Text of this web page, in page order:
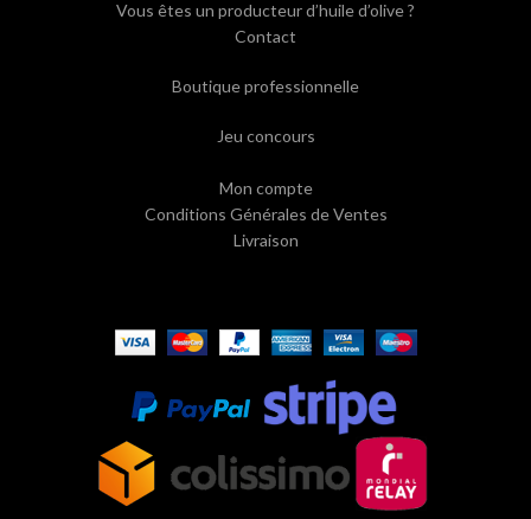
Vous êtes un producteur d’huile d’olive ?
Contact
Boutique professionnelle
Jeu concours
Mon compte
Conditions Générales de Ventes
Livraison